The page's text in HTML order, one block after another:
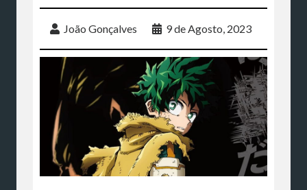
João Gonçalves 9 de Agosto, 2023